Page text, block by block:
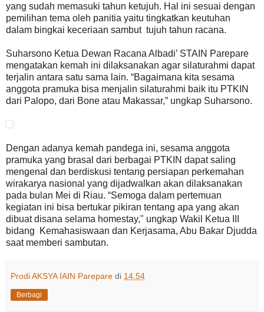
yang sudah memasuki tahun ketujuh. Hal ini sesuai dengan
pemilihan tema oleh panitia yaitu tingkatkan keutuhan
dalam bingkai keceriaan sambut tujuh tahun racana.
Suharsono Ketua Dewan Racana Albadi’ STAIN Parepare
mengatakan kemah ini dilaksanakan agar silaturahmi dapat
terjalin antara satu sama lain. “Bagaimana kita sesama
anggota pramuka bisa menjalin silaturahmi baik itu PTKIN
dari Palopo, dari Bone atau Makassar,” ungkap Suharsono.
Dengan adanya kemah pandega ini, sesama anggota
pramuka yang brasal dari berbagai PTKIN dapat saling
mengenal dan berdiskusi tentang persiapan perkemahan
wirakarya nasional yang dijadwalkan akan dilaksanakan
pada bulan Mei di Riau. “Semoga dalam pertemuan
kegiatan ini bisa bertukar pikiran tentang apa yang akan
dibuat disana selama homestay," ungkap Wakil Ketua III
bidang Kemahasiswaan dan Kerjasama, Abu Bakar Djudda
saat memberi sambutan.
Prodi AKSYA IAIN Parepare di 14.54
Berbagi